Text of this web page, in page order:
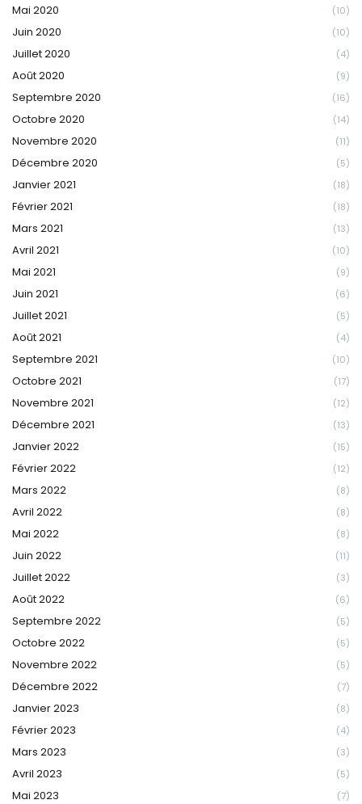
Mai 2020 (10)
Juin 2020 (10)
Juillet 2020 (4)
Août 2020 (9)
Septembre 2020 (16)
Octobre 2020 (14)
Novembre 2020 (11)
Décembre 2020 (5)
Janvier 2021 (18)
Février 2021 (18)
Mars 2021 (13)
Avril 2021 (10)
Mai 2021 (9)
Juin 2021 (6)
Juillet 2021 (5)
Août 2021 (4)
Septembre 2021 (10)
Octobre 2021 (17)
Novembre 2021 (12)
Décembre 2021 (13)
Janvier 2022 (15)
Février 2022 (12)
Mars 2022 (8)
Avril 2022 (8)
Mai 2022 (8)
Juin 2022 (11)
Juillet 2022 (3)
Août 2022 (6)
Septembre 2022 (5)
Octobre 2022 (5)
Novembre 2022 (5)
Décembre 2022 (7)
Janvier 2023 (8)
Février 2023 (4)
Mars 2023 (3)
Avril 2023 (5)
Mai 2023 (7)